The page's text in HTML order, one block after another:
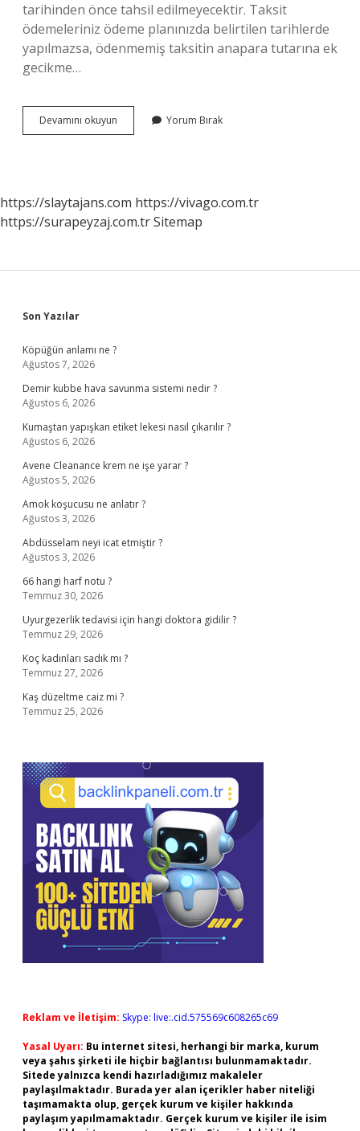
tarihinden önce tahsil edilmeyecektir. Taksit
ödemeleriniz ödeme planınızda belirtilen tarihlerde
yapılmazsa, ödenmemiş taksitin anapara tutarına ek
gecikme…
Devamını okuyun
Faizi
Yorum Bırak
https://slaytajans.com https://vivago.com.tr
https://surapeyzaj.com.trSitemap
Sidebar
Son Yazılar
Köpüğün anlamı ne ?
Ağustos 7, 2026
Demir kubbe hava savunma sistemi nedir ?
Ağustos 6, 2026
Kumaştan yapışkan etiket lekesi nasıl çıkarılır ?
Ağustos 6, 2026
Avene Cleanance krem ne işe yarar ?
Ağustos 5, 2026
Amok koşucusu ne anlatır ?
Ağustos 3, 2026
Abdüsselam neyi icat etmiştir ?
Ağustos 3, 2026
66 hangi harf notu ?
Temmuz 30, 2026
Uyurgezerlik tedavisi için hangi doktora gidilir ?
Temmuz 29, 2026
Koç kadınları sadık mı ?
Temmuz 27, 2026
Kaş düzeltme caiz mi ?
Temmuz 25, 2026
Reklam ve İletişim: Skype: live:.cid.575569c608265c69
Yasal Uyarı: Bu internet sitesi, herhangi bir marka, kurum
veya şahıs şirketi ile hiçbir bağlantısı bulunmamaktadır.
Sitede yalnızca kendi hazırladığımız makaleler
paylaşılmaktadır. Burada yer alan içerikler haber niteliği
taşımamakta olup, gerçek kurum ve kişiler hakkında
paylaşım yapılmamaktadır. Gerçek kurum ve kişiler ile isim